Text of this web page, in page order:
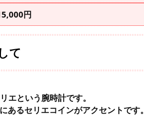
円
て
エという腕時計です。
あるセリエコインがアクセントです。